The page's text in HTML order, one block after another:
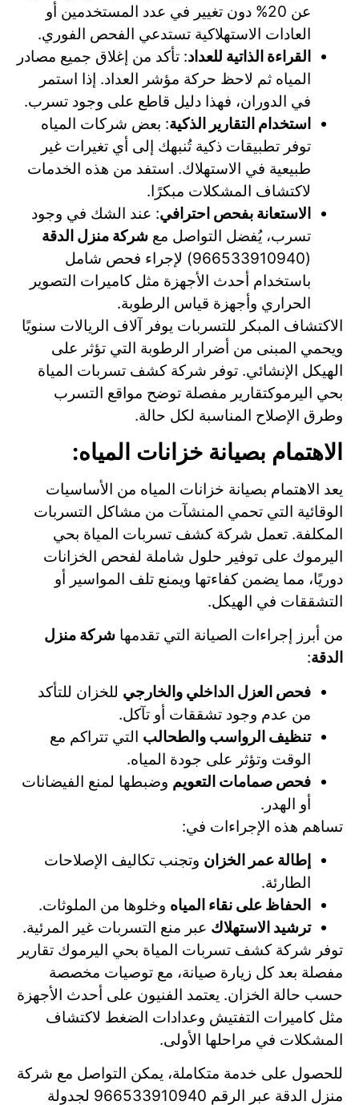
عن 20% دون تغيير في عدد المستخدمين أو
العادات الاستهلاكية تستدعي الفحص الفوري.
القراءة الذاتية للعداد: تأكد من إغلاق جميع مصادر
المياه ثم لاحظ حركة مؤشر العداد. إذا استمر
في الدوران، فهذا دليل قاطع على وجود تسرب.
استخدام التقارير الذكية: بعض شركات المياه
توفر تطبيقات ذكية تُنبهك إلى أي تغيرات غير
طبيعية في الاستهلاك. استفد من هذه الخدمات
لاكتشاف المشكلات مبكرًا.
الاستعانة بفحص احترافي: عند الشك في وجود
تسرب، يُفضل التواصل مع شركة منزل الدقة
(966533910940) لإجراء فحص شامل
باستخدام أحدث الأجهزة مثل كاميرات التصوير
الحراري وأجهزة قياس الرطوبة.
الاكتشاف المبكر للتسربات يوفر آلاف الريالات سنويًا
ويحمي المبنى من أضرار الرطوبة التي تؤثر على
الهيكل الإنشائي. توفر شركة كشف تسربات المياة
بحي اليرموكتقارير مفصلة توضح مواقع التسرب
وطرق الإصلاح المناسبة لكل حالة.
الاهتمام بصيانة خزانات المياه:
يعد الاهتمام بصيانة خزانات المياه من الأساسيات
الوقائية التي تحمي المنشآت من مشاكل التسربات
المكلفة. تعمل شركة كشف تسربات المياة بحي
اليرموك على توفير حلول شاملة لفحص الخزانات
دوريًا، مما يضمن كفاءتها ويمنع تلف المواسير أو
التشققات في الهيكل.
من أبرز إجراءات الصيانة التي تقدمها شركة منزل
الدقة:
فحص العزل الداخلي والخارجي للخزان للتأكد
من عدم وجود تشققات أو تآكل.
تنظيف الرواسب والطحالب التي تتراكم مع
الوقت وتؤثر على جودة المياه.
فحص صمامات التعويم وضبطها لمنع الفيضانات
أو الهدر.
تساهم هذه الإجراءات في:
إطالة عمر الخزان وتجنب تكاليف الإصلاحات
الطارئة.
الحفاظ على نقاء المياه وخلوها من الملوثات.
ترشيد الاستهلاك عبر منع التسربات غير المرئية.
توفر شركة كشف تسربات المياة بحي اليرموك تقارير
مفصلة بعد كل زيارة صيانة، مع توصيات مخصصة
حسب حالة الخزان. يعتمد الفنيون على أحدث الأجهزة
مثل كاميرات التفتيش وعدادات الضغط لاكتشاف
المشكلات في مراحلها الأولى.
للحصول على خدمة متكاملة، يمكن التواصل مع شركة
منزل الدقة عبر الرقم 966533910940 لجدولة